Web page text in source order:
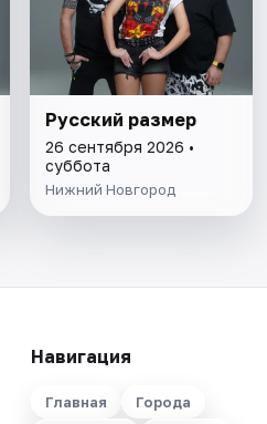
Русский размер
26 сентября 2026 •
суббота
Нижний Новгород
Навигация
Главная Города